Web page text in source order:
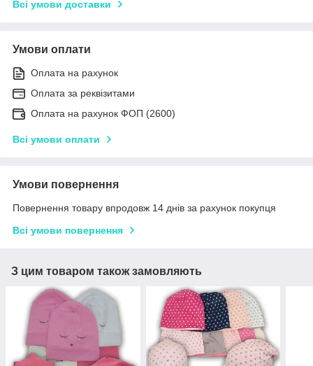
Всі умови доставки
Умови оплати
Оплата на рахунок
Оплата за реквізитами
Оплата на рахунок ФОП (2600)
Всі умови оплати
Умови повернення
Повернення товару впродовж 14 днів за рахунок покупця
Всі умови повернення
З цим товаром також замовляють